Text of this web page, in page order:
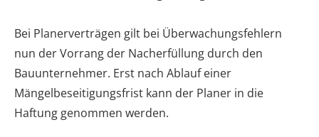
Bei Planerverträgen gilt bei Überwachungsfehlern
nun der Vorrang der Nacherfüllung durch den
Bauunternehmer. Erst nach Ablauf einer
Mängelbeseitigungsfrist kann der Planer in die
Haftung genommen werden.